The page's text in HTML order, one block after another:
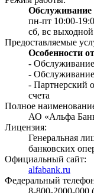
Обслуживание
пн-пт 10:00-
сб, вс выходной
Предоставляемые
Особенности
-
-
- Партнерский
счета
Полное
АО «Альфа
Лицензия:
Генеральная
банковских
Официальный сайт:
alfabank.ru
Федеральный
8-800-2000-000